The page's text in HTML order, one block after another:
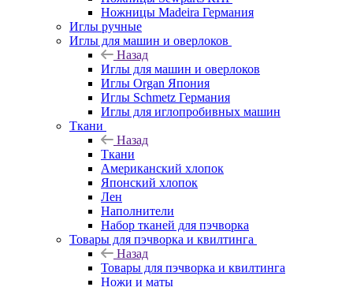
Ножницы Madeira Германия
Иглы ручные
Иглы для машин и оверлоков
Назад
Иглы для машин и оверлоков
Иглы Organ Япония
Иглы Schmetz Германия
Иглы для иглопробивных машин
Ткани
Назад
Ткани
Американский хлопок
Японский хлопок
Лен
Наполнители
Набор тканей для пэчворка
Товары для пэчворка и квилтинга
Назад
Товары для пэчворка и квилтинга
Ножи и маты